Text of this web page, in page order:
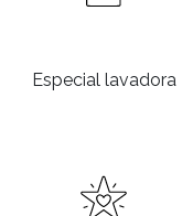
Especial lavadora